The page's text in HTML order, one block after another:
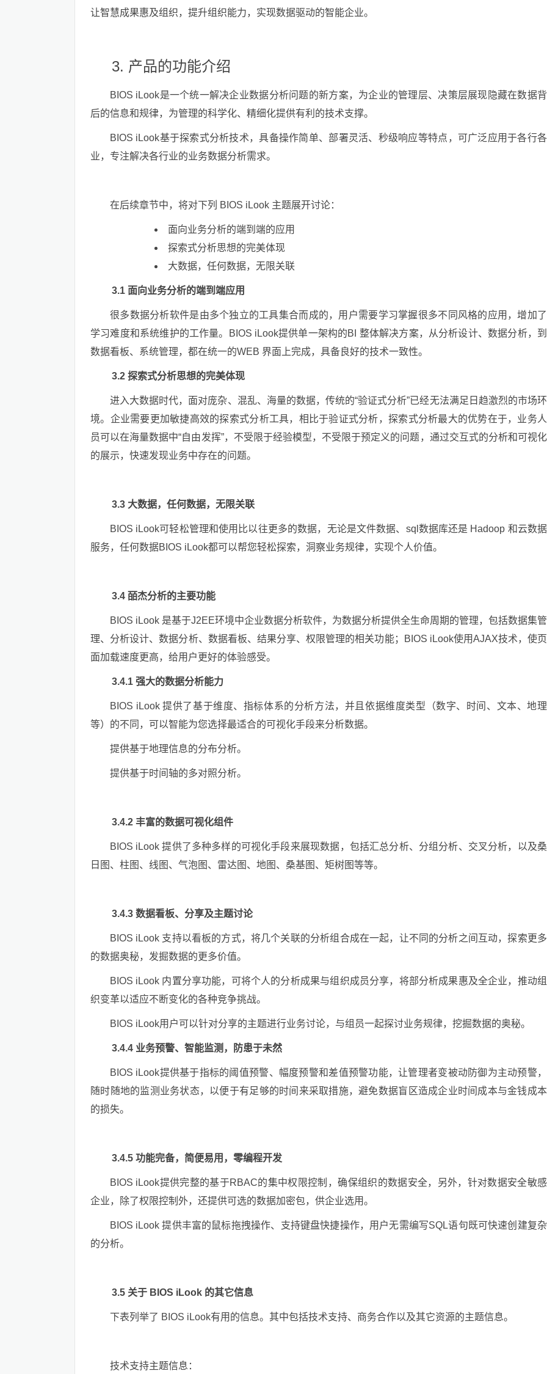
让智慧成果惠及组织，提升组织能力，实现数据驱动的智能企业。
产品的功能介绍
BIOS iLook是一个统一解决企业数据分析问题的新方案，为企业的管理层、决策层展现隐藏在数据背
后的信息和规律，为管理的科学化、精细化提供有利的技术支撑。
BIOS iLook基于探索式分析技术，具备操作简单、部署灵活、秒级响应等特点，可广泛应用于各行各
业，专注解决各行业的业务数据分析需求。
在后续章节中，将对下列 BIOS iLook 主题展开讨论：
面向业务分析的端到端的应用
探索式分析思想的完美体现
大数据，任何数据，无限关联
3.1 面向业务分析的端到端应用
很多数据分析软件是由多个独立的工具集合而成的，用户需要学习掌握很多不同风格的应用，增加了
学习难度和系统维护的工作量。BIOS iLook提供单一架构的BI 整体解决方案，从分析设计、数据分析，到
数据看板、系统管理，都在统一的WEB 界面上完成，具备良好的技术一致性。
3.2 探索式分析思想的完美体现
进入大数据时代，面对庞杂、混乱、海量的数据，传统的“验证式分析”已经无法满足日趋激烈的市场环
境。企业需要更加敏捷高效的探索式分析工具，相比于验证式分析，探索式分析最大的优势在于，业务人
员可以在海量数据中“自由发挥”，不受限于经验模型，不受限于预定义的问题，通过交互式的分析和可视化
的展示，快速发现业务中存在的问题。
3.3 大数据，任何数据，无限关联
BIOS iLook可轻松管理和使用比以往更多的数据，无论是文件数据、sql数据库还是 Hadoop 和云数据
服务，任何数据BIOS iLook都可以帮您轻松探索，洞察业务规律，实现个人价值。
3.4 皕杰分析的主要功能
BIOS iLook 是基于J2EE环境中企业数据分析软件，为数据分析提供全生命周期的管理，包括数据集管
理、分析设计、数据分析、数据看板、结果分享、权限管理的相关功能；BIOS iLook使用AJAX技术，使页
面加载速度更高，给用户更好的体验感受。
3.4.1 强大的数据分析能力
BIOS iLook 提供了基于维度、指标体系的分析方法，并且依据维度类型（数字、时间、文本、地理
等）的不同，可以智能为您选择最适合的可视化手段来分析数据。
提供基于地理信息的分布分析。
提供基于时间轴的多对照分析。
3.4.2 丰富的数据可视化组件
BIOS iLook 提供了多种多样的可视化手段来展现数据，包括汇总分析、分组分析、交叉分析，以及桑
日图、柱图、线图、气泡图、雷达图、地图、桑基图、矩树图等等。
3.4.3 数据看板、分享及主题讨论
BIOS iLook 支持以看板的方式，将几个关联的分析组合成在一起，让不同的分析之间互动，探索更多
的数据奥秘，发掘数据的更多价值。
BIOS iLook 内置分享功能，可将个人的分析成果与组织成员分享，将部分析成果惠及全企业，推动组
织变革以适应不断变化的各种竞争挑战。
BIOS iLook用户可以针对分享的主题进行业务讨论，与组员一起探讨业务规律，挖掘数据的奥秘。
3.4.4 业务预警、智能监测，防患于未然
BIOS iLook提供基于指标的阈值预警、幅度预警和差值预警功能，让管理者变被动防御为主动预警，
随时随地的监测业务状态，以便于有足够的时间来采取措施，避免数据盲区造成企业时间成本与金钱成本
的损失。
3.4.5 功能完备，简便易用，零编程开发
BIOS iLook提供完整的基于RBAC的集中权限控制，确保组织的数据安全，另外，针对数据安全敏感
企业，除了权限控制外，还提供可选的数据加密包，供企业选用。
BIOS iLook 提供丰富的鼠标拖拽操作、支持键盘快捷操作，用户无需编写SQL语句既可快速创建复杂
的分析。
3.5 关于 BIOS iLook 的其它信息
下表列举了 BIOS iLook有用的信息。其中包括技术支持、商务合作以及其它资源的主题信息。
技术支持主题信息：